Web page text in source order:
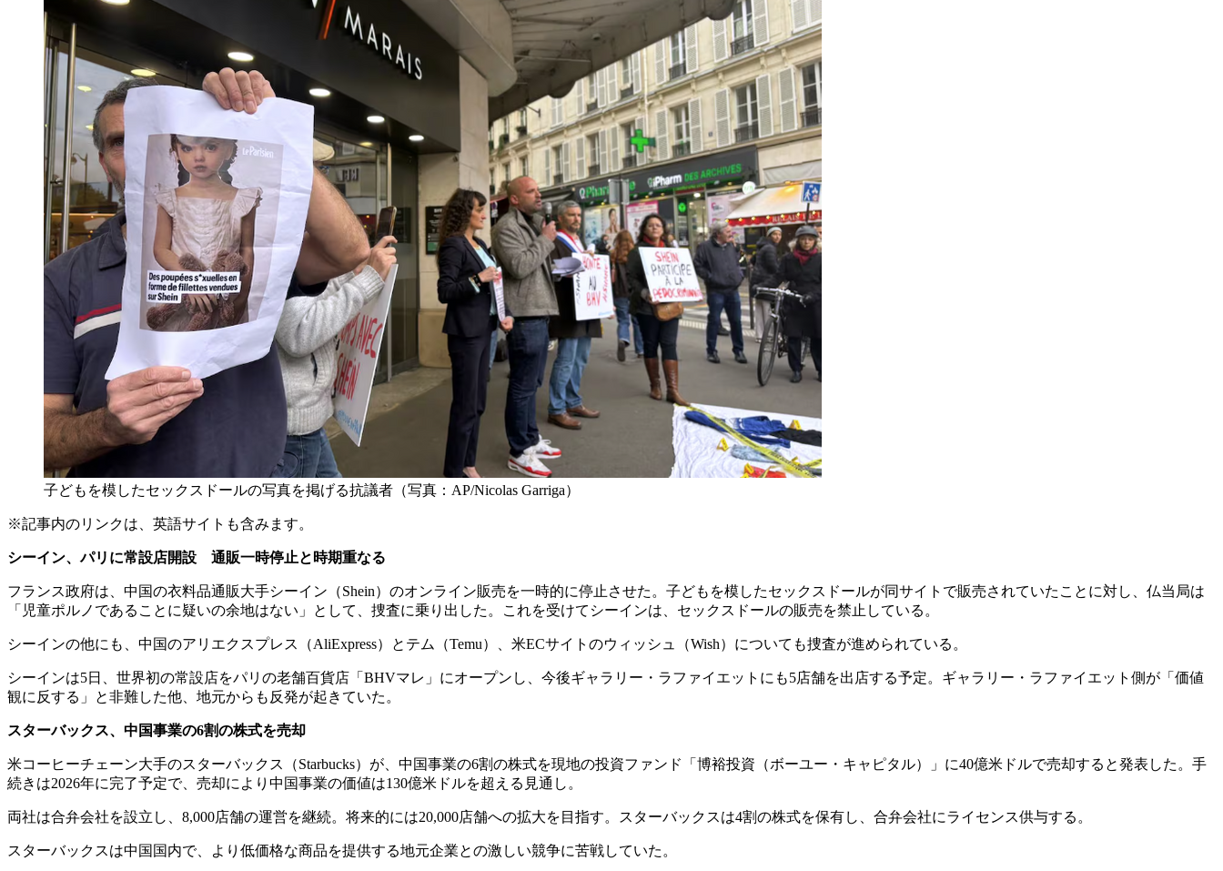
子どもを模したセックスドールの写真を掲げる抗議者（写真：AP/Nicolas Garriga）
※記事内のリンクは、英語サイトも含みます。
シーイン、パリに常設店開設 通販一時停止と時期重なる
フランス政府は、中国の衣料品通販大手シーイン（Shein）のオンライン販売を一時的に停止させた。子どもを模したセックスドールが同サイトで販売されていたことに対し、仏当局は
「児童ポルノであることに疑いの余地はない」として、捜査に乗り出した。これを受けてシーインは、セックスドールの販売を禁止している。
シーインの他にも、中国のアリエクスプレス（AliExpress）とテム（Temu）、米ECサイトのウィッシュ（Wish）についても捜査が進められている。
シーインは5日、世界初の常設店をパリの老舗百貨店「BHVマレ」にオープンし、今後ギャラリー・ラファイエットにも5店舗を出店する予定。ギャラリー・ラファイエット側が「価値
観に反する」と非難した他、地元からも反発が起きていた。
スターバックス、中国事業の6割の株式を売却
米コーヒーチェーン大手のスターバックス（Starbucks）が、中国事業の6割の株式を現地の投資ファンド「博裕投資（ボーユー・キャピタル）」に40億米ドルで売却すると発表した。手
続きは2026年に完了予定で、売却により中国事業の価値は130億米ドルを超える見通し。
両社は合弁会社を設立し、8,000店舗の運営を継続。将来的には20,000店舗への拡大を目指す。スターバックスは4割の株式を保有し、合弁会社にライセンス供与する。
スターバックスは中国国内で、より低価格な商品を提供する地元企業との激しい競争に苦戦していた。